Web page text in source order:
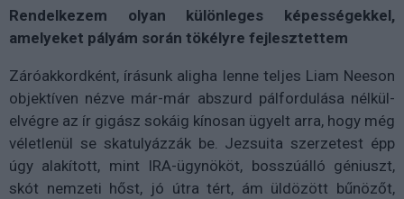
Rendelkezem olyan különleges képességekkel,
amelyeket pályám során tökélyre fejlesztettem
Záróakkordként, írásunk aligha lenne teljes Liam Neeson
objektíven nézve már-már abszurd pálfordulása nélkül-
elvégre az ír gigász sokáig kínosan ügyelt arra, hogy még
véletlenül se skatulyázzák be. Jezsuita szerzetest épp
úgy alakított, mint IRA-ügynököt, bosszúálló géniuszt,
skót nemzeti hőst, jó útra tért, ám üldözött bűnözőt,